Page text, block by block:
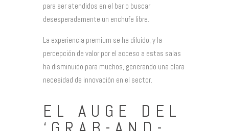
para ser atendidos en el bar o buscar
desesperadamente un enchufe libre.
La experiencia premium se ha diluido, y la
percepción de valor por el acceso a estas salas
ha disminuido para muchos, generando una clara
necesidad de innovación en el sector.
EL AUGE DEL